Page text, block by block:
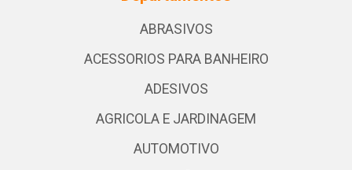
ABRASIVOS
ACESSORIOS PARA BANHEIRO
ADESIVOS
AGRICOLA E JARDINAGEM
AUTOMOTIVO